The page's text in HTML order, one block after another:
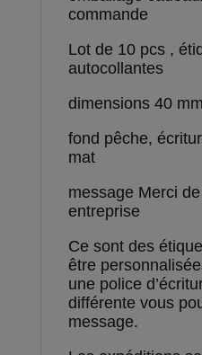
commande
Lot de 10 pcs ,
autocollantes
dimensions 40 mm
fond pêche,
mat
message Merci
entreprise
Ce sont des
être
une police
différente vous
message.